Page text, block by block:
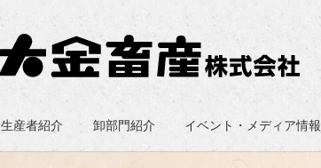
生産者紹介 卸部門紹介 イベント・メディア情報